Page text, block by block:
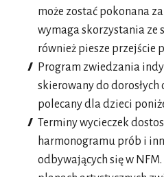
może zostać pokonana
wymaga skorzystania ze
również piesze przejście
Program zwiedzania
skierowany do
polecany dla dzieci
Terminy wycieczek
harmonogramu prób i
odbywających się w